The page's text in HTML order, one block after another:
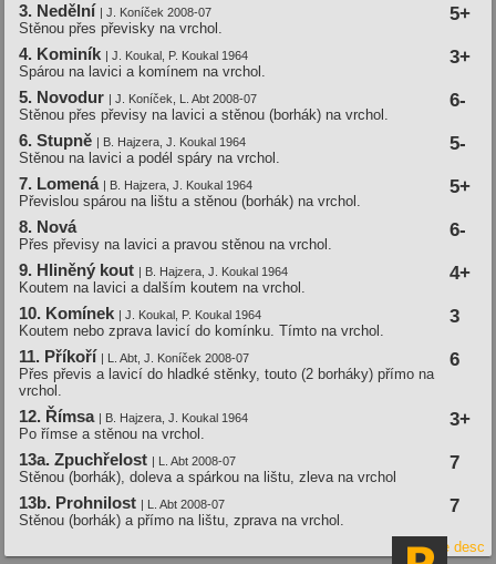
Hide desc
3. Nedělní­ | J. Koní­ček 2008-07 5+
Stěnou přes převisky na vrchol.
4. Kominí­k | J. Koukal, P. Koukal 1964 3+
Spárou na lavici a komínem na vrchol.
5. Novodur | J. Koní­ček, L. Abt 2008-07 6-
Stěnou přes převisy na lavici a stěnou (borhák) na vrchol.
6. Stupně | B. Hajzera, J. Koukal 1964 5-
Stěnou na lavici a podél spáry na vrchol.
7. Lomená | B. Hajzera, J. Koukal 1964 5+
Převislou spárou na lištu a stěnou (borhák) na vrchol.
8. Nová 6-
Přes převisy na lavici a pravou stěnou na vrchol.
9. Hliněný kout | B. Hajzera, J. Koukal 1964 4+
Koutem na lavici a dalším koutem na vrchol.
10. Komí­nek | J. Koukal, P. Koukal 1964 3
Koutem nebo zprava lavicí do komínku. Tímto na vrchol.
11. Pří­koří­ | L. Abt, J. Koní­ček 2008-07 6
Přes převis a lavicí do hladké stěnky, touto (2 borháky) přímo na
vrchol.
12. Ří­msa | B. Hajzera, J. Koukal 1964 3+
Po římse a stěnou na vrchol.
13a. Zpuchřelost | L. Abt 2008-07 7
Stěnou (borhák), doleva a spárkou na lištu, zleva na vrchol
13b. Prohnilost | L. Abt 2008-07 7
Stěnou (borhák) a přímo na lištu, zprava na vrchol.